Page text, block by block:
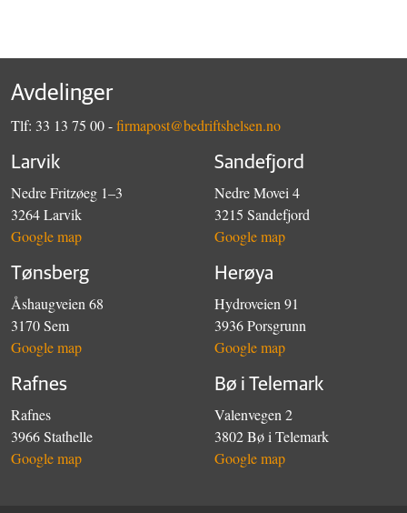
Avdelinger
Tlf: 33 13 75 00 -firmapost@bedriftshelsen.no
Larvik
Nedre Fritzøeg 1–3
3264 Larvik
Google map
Sandefjord
Nedre Movei 4
3215 Sandefjord
Google map
Tønsberg
Åshaugveien 68
3170 Sem
Google map
Herøya
Hydroveien 91
3936 Porsgrunn
Google map
Rafnes
Rafnes
3966 Stathelle
Google map
Bø i Telemark
Valenvegen 2
3802 Bø i Telemark
Google map